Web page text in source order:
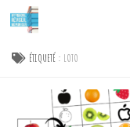
Skip to content
ÉTIQUETÉ : LOTO